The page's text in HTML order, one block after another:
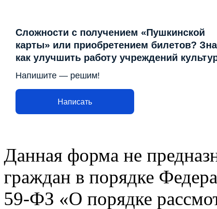
Сложности с получением «Пушкинской
карты» или приобретением билетов?
как улучшить работу учреждений
Напишите — решим!
Написать
Данная форма не
граждан в порядке
59-ФЗ «О порядке